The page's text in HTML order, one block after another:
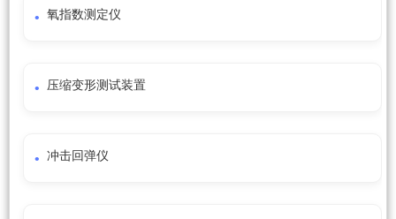
氧指数测定仪
压缩变形测试装置
冲击回弹仪